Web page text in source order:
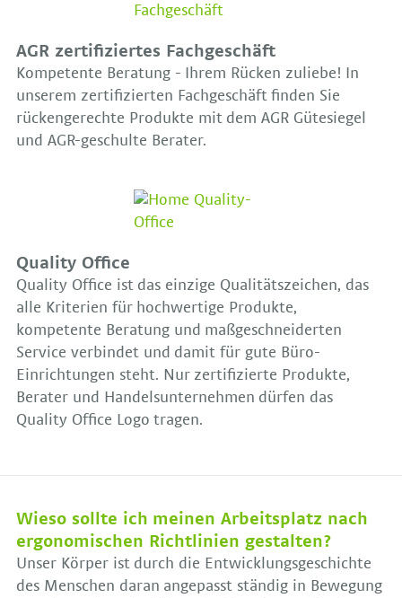
AGR zertifiziertes Fachgeschäft
Kompetente Beratung - Ihrem Rücken zuliebe! In
unserem zertifizierten Fachgeschäft finden Sie
rückengerechte Produkte mit dem AGR Gütesiegel
und AGR-geschulte Berater.
Quality Office
Quality Office ist das einzige Qualitätszeichen, das
alle Kriterien für hochwertige Produkte,
kompetente Beratung und maßgeschneiderten
Service verbindet und damit für gute Büro-
Einrichtungen steht. Nur zertifizierte Produkte,
Berater und Handelsunternehmen dürfen das
Quality Office Logo tragen.
Wieso sollte ich meinen Arbeitsplatz nach
ergonomischen Richtlinien gestalten?
Unser Körper ist durch die Entwicklungsgeschichte
des Menschen daran angepasst ständig in Bewegung